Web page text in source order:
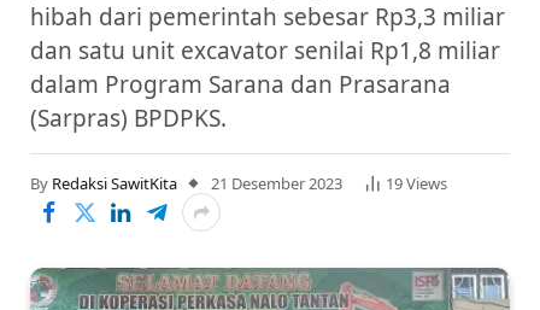
hibah dari pemerintah sebesar Rp3,3 miliar
dan satu unit excavator senilai Rp1,8 miliar
dalam Program Sarana dan Prasarana
(Sarpras) BPDPKS.
By Redaksi SawitKita 21 Desember 2023 19Views